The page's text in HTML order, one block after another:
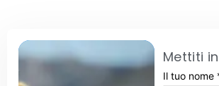
Mettiti
Il tuo nome